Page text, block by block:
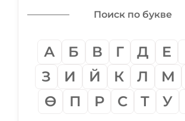
Поиск по букве
А Б В Г Д Е
З
И Й К Л М
Ѳ
П Р С Т У